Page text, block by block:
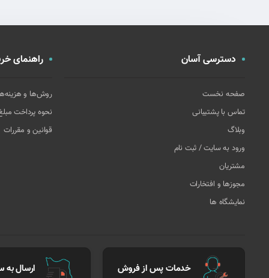
دسترسی آسان
صفحه نخست
تماس با پشتیبانی
وبلاگ
ورود به سایت / ثبت نام
مشتریان
مجوزها و افتخارات
نمایشگاه ها
راهنمای
روش‌ها و
نحوه پرداخت
قوانین و مقررات
خدمات پس از فروش ارسال به